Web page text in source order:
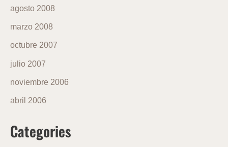
agosto 2008
marzo 2008
octubre 2007
julio 2007
noviembre 2006
abril 2006
Categories